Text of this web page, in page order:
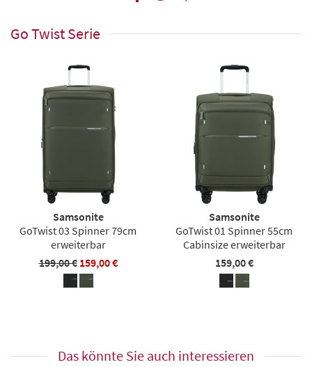
Go Twist Serie
Samsonite
GoTwist 03 Spinner 79cm
erweiterbar
199,00 € 159,00 €
Samsonite
GoTwist 01 Spinner 55cm
Cabinsize erweiterbar
159,00 €
Das könnte Sie auch interessieren